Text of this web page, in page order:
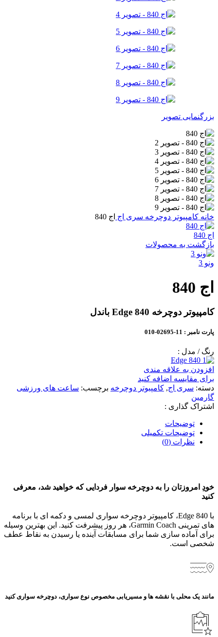
بزرگنمایی تصویر
خانه کامپیوتر دوچرخه سری اج اج 840
اج 840
بازگشت به محصولات
ونو 3
اج 840
کامپیوتر دوچرخه Edge 840 باندل
پارت نامبر : 11-02695-010
رنگ / مدل :
افزودن به علاقه مندی
برای مقایسه اضافه کنید
دسته: سری اج, کامپیوتر دوچرخه برچسب: ساعت های ورزشی
گارمین
اشتراک گذاری :
توضیحات
توضیحات تکمیلی
نظرات (0)
خودِ امروزتان را به دوچرخه‌ سوار فردایی که خواهید شد، معرفی
کنید
با Edge 840، کامپیوتر دوچرخه‌ سواری لمسی و دکمه‌ ای با برنامه‌
های تمرینی Garmin Coach، هر روز پیشرفت کنید. این بهترین وسیله
برای آماده‌ سازی شما برای مسابقات آینده یا رسیدن به نقاط عطف
شخصی است.
مانند یک محلی با نقشه ها و مسیریابی مخصوص نوع سواری، دوچرخه سواری کنید